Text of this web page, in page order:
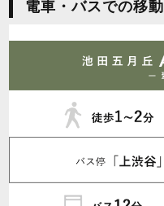
電車・バスでの移動